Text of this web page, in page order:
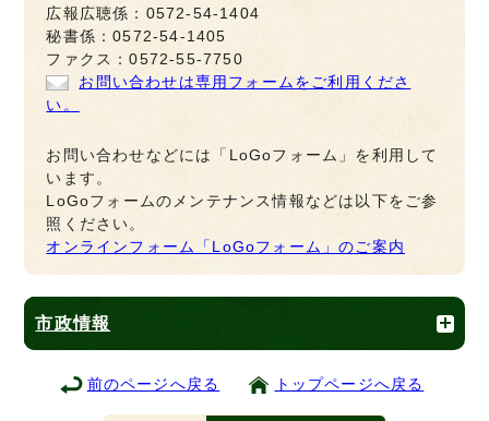
広報広聴係：0572-54-1404
秘書係：0572-54-1405
ファクス：0572-55-7750
お問い合わせは専用フォームをご利用くださ
い。
お問い合わせなどには「LoGoフォーム」を利用して
います。
LoGoフォームのメンテナンス情報などは以下をご参
照ください。
オンラインフォーム「LoGoフォーム」のご案内
市政情報
前のページへ戻る トップページへ戻る